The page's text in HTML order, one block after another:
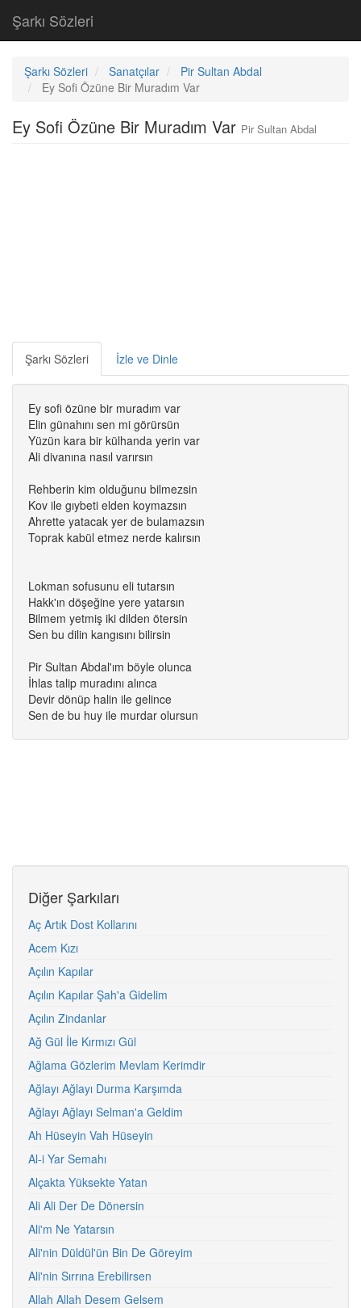
Şarkı Sözleri
Şarkı Sözleri Sanatçılar
Pir Sultan Abdal
Ey Sofi Özüne Bir Muradım Var
Ey Sofi Özüne Bir Muradım Var Pir Sultan Abdal
Şarkı Sözleri İzle ve Dinle
Ey sofi özüne bir muradım var
Elin günahını sen mi görürsün
Yüzün kara bir külhanda yerin var
Ali divanına nasıl varırsın
Rehberin kim olduğunu bilmezsin
Kov ile gıybeti elden koymazsın
Ahrette yatacak yer de bulamazsın
Toprak kabül etmez nerde kalırsın
Lokman sofusunu eli tutarsın
Hakk'ın döşeğine yere yatarsın
Bilmem yetmiş iki dilden ötersin
Sen bu dilin kangısını bilirsin
Pir Sultan Abdal'ım böyle olunca
İhlas talip muradını alınca
Devir dönüp halin ile gelince
Sen de bu huy ile murdar olursun
Diğer Şarkıları
Aç Artık Dost Kollarını
Acem Kızı
Açılın Kapılar
Açılın Kapılar Şah'a Gidelim
Açılın Zindanlar
Ağ Gül İle Kırmızı Gül
Ağlama Gözlerim Mevlam Kerimdir
Ağlayı Ağlayı Durma Karşımda
Ağlayı Ağlayı Selman'a Geldim
Ah Hüseyin Vah Hüseyin
Al-i Yar Semahı
Alçakta Yüksekte Yatan
Ali Ali Der De Dönersin
Ali'm Ne Yatarsın
Ali'nin Düldül'ün Bin De Göreyim
Ali'nin Sırrına Erebilirsen
Allah Allah Desem Gelsem